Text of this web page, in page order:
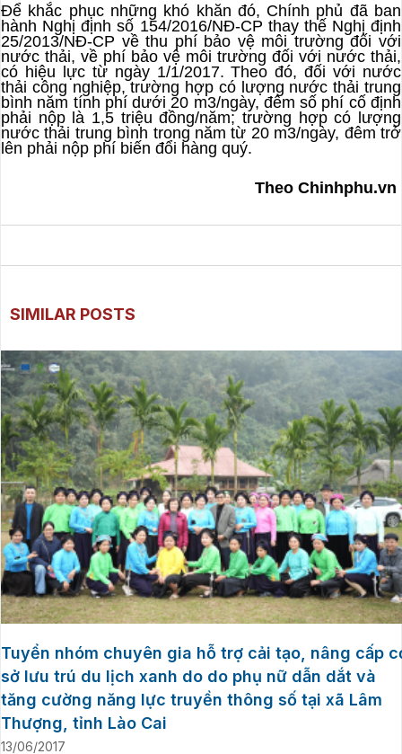
Để khắc phục những khó khăn đó, Chính phủ đã ban
hành Nghị định số 154/2016/NĐ-CP thay thế Nghị định
25/2013/NĐ-CP về thu phí bảo vệ môi trường đối với
nước thải, về phí bảo vệ môi trường đối với nước thải,
có hiệu lực từ ngày 1/1/2017. Theo đó, đối với nước
thải công nghiệp, trường hợp có lượng nước thải trung
bình năm tính phí dưới 20 m3/ngày, đêm số phí cố định
phải nộp là 1,5 triệu đồng/năm; trường hợp có lượng
nước thải trung bình trong năm từ 20 m3/ngày, đêm trở
lên phải nộp phí biến đổi hàng quý.
Theo Chinhphu.vn
SIMILAR POSTS
Tuyển nhóm chuyên gia hỗ trợ cải tạo, nâng cấp
sở lưu trú du lịch xanh do do phụ nữ dẫn dắt và
tăng cường năng lực truyền thông số tại xã Lâm
Thượng, tỉnh Lào Cai
13/06/2017